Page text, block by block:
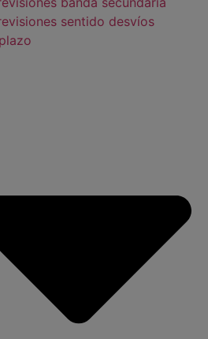
sentido desvíos